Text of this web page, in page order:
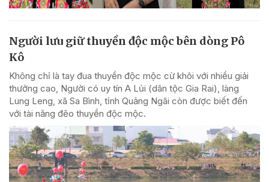
Người lưu giữ thuyền độc mộc bên dòng Pô
Kô
Không chỉ là tay đua thuyền độc mộc cừ khôi với nhiều giải
thưởng cao, Người có uy tín A Lủi (dân tộc Gia Rai), làng
Lung Leng, xã Sa Bình, tỉnh Quảng Ngãi còn được biết đến
với tài năng đẽo thuyền độc mộc.